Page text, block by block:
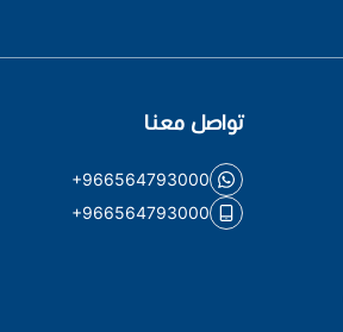
تواصل معنا
+966564793000
+966564793000